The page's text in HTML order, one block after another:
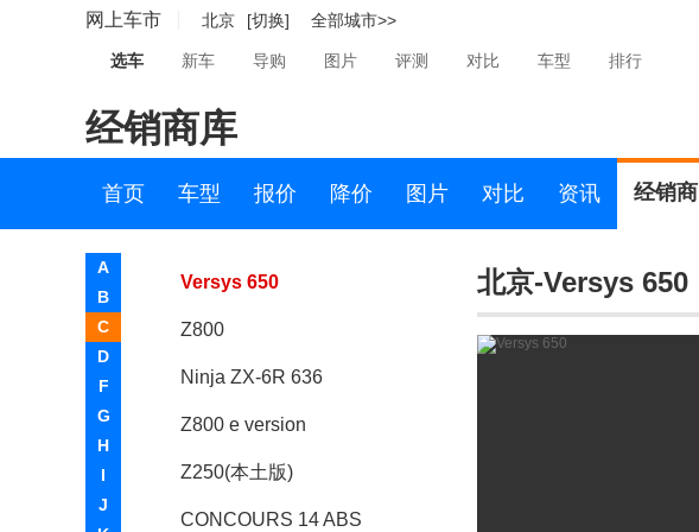
网上车市 北京 [切换] 全部城市>>
选车 新车 导购 图片 评测 对比 车型 排行
经销商库
首页 车型 报价 降价 图片 对比 资讯 经销商
A
B
C
D
F
G
H
I
J
250SL
ZX-10R
Ninja H2
Versys 650
Z800
Ninja ZX-6R 636
Z800 e version
Z250(本土版)
CONCOURS 14 ABS
北京-Versys 650